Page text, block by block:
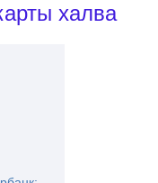
халва